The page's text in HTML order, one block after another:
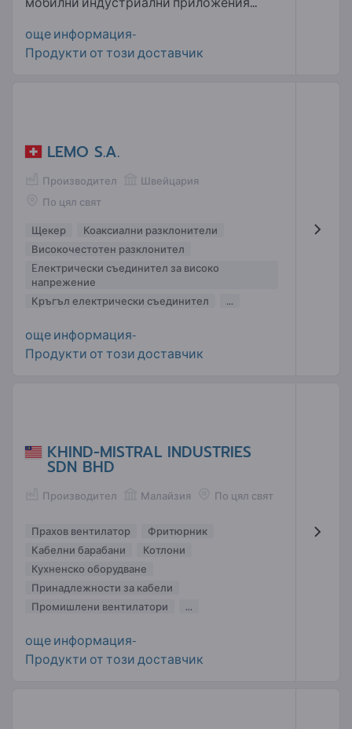
още информация-
Продукти от този доставчик
LEMO S.A.
Производител
Швейцария
По цял свят
Щекер
Коаксиални разклонители
Високочестотен разклонител
Eлектрически съединител за високо
напрежение
Кръгъл електрически съединител
...
още информация-
Продукти от този доставчик
KHIND-MISTRAL INDUSTRIES
SDN BHD
Производител Малайзия По цял свят
Прахов вентилатор
Фритюрник
Кабелни барабани
Котлони
Кухненско оборудване
Принадлежности за кабели
Промишлени вентилатори
...
още информация-
Продукти от този доставчик